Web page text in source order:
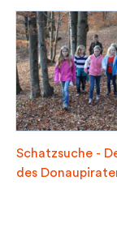
Schatzsuche -
des